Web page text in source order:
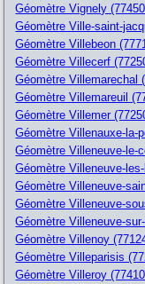
Géomètre Vignely
Géomètre Ville-saint-
Géomètre Villebeon
Géomètre Villecerf
Géomètre Villemarechal
Géomètre Villemareuil
Géomètre Villemer
Géomètre Villenauxe-la-
Géomètre Villeneuve-le-
Géomètre Villeneuve-
Géomètre Villeneuve-
Géomètre Villeneuve-
Géomètre Villeneuve-
Géomètre Villenoy
Géomètre Villeparisis
Géomètre Villeroy